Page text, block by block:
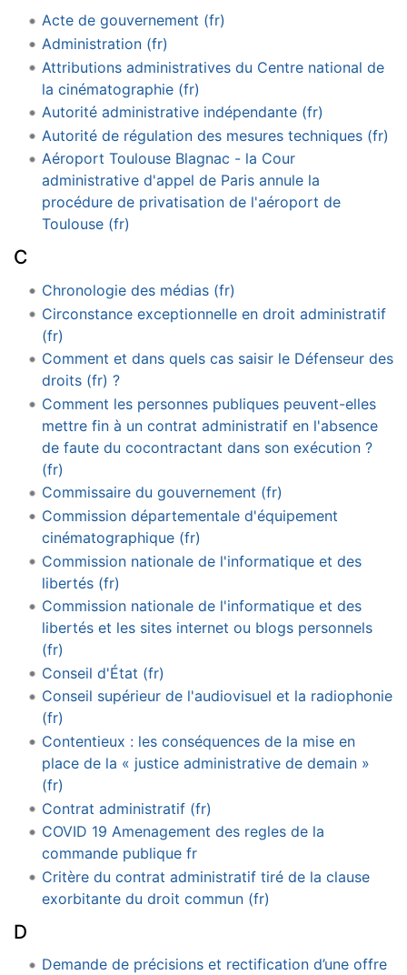
Acte de gouvernement (fr)
Administration (fr)
Attributions administratives du Centre national de
la cinématographie (fr)
Autorité administrative indépendante (fr)
Autorité de régulation des mesures techniques (fr)
Aéroport Toulouse Blagnac - la Cour
administrative d'appel de Paris annule la
procédure de privatisation de l'aéroport de
Toulouse (fr)
C
Chronologie des médias (fr)
Circonstance exceptionnelle en droit administratif
(fr)
Comment et dans quels cas saisir le Défenseur des
droits (fr) ?
Comment les personnes publiques peuvent-elles
mettre fin à un contrat administratif en l'absence
de faute du cocontractant dans son exécution ?
(fr)
Commissaire du gouvernement (fr)
Commission départementale d'équipement
cinématographique (fr)
Commission nationale de l'informatique et des
libertés (fr)
Commission nationale de l'informatique et des
libertés et les sites internet ou blogs personnels
(fr)
Conseil d'État (fr)
Conseil supérieur de l'audiovisuel et la radiophonie
(fr)
Contentieux : les conséquences de la mise en
place de la « justice administrative de demain »
(fr)
Contrat administratif (fr)
COVID 19 Amenagement des regles de la
commande publique fr
Critère du contrat administratif tiré de la clause
exorbitante du droit commun (fr)
D
Demande de précisions et rectification d’une offre